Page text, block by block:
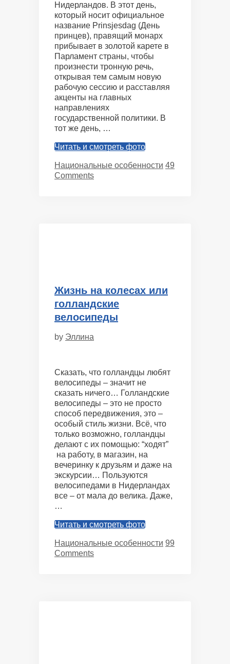
Нидерландов. В этот день,
который носит официальное
название Prinsjesdag (День
принцев), правящий монарх
прибывает в золотой карете в
Парламент страны, чтобы
произнести тронную речь,
открывая тем самым новую
рабочую сессию и расставляя
акценты на главных
направлениях
государственной политики. В
тот же день, …
Читать и смотреть фото
Categories
Национальные особенности 49
Comments
Жизнь на колесах или
голландские
велосипеды
by Эллина
Сказать, что голландцы любят
велосипеды – значит не
сказать ничего… Голландские
велосипеды – это не просто
способ передвижения, это –
особый стиль жизни. Всё, что
только возможно, голландцы
делают с их помощью: “ходят”
на работу, в магазин, на
вечеринку к друзьям и даже на
экскурсии… Пользуются
велосипедами в Нидерландах
все – от мала до велика. Даже,
…
Читать и смотреть фото
Categories
Национальные особенности 99
Comments